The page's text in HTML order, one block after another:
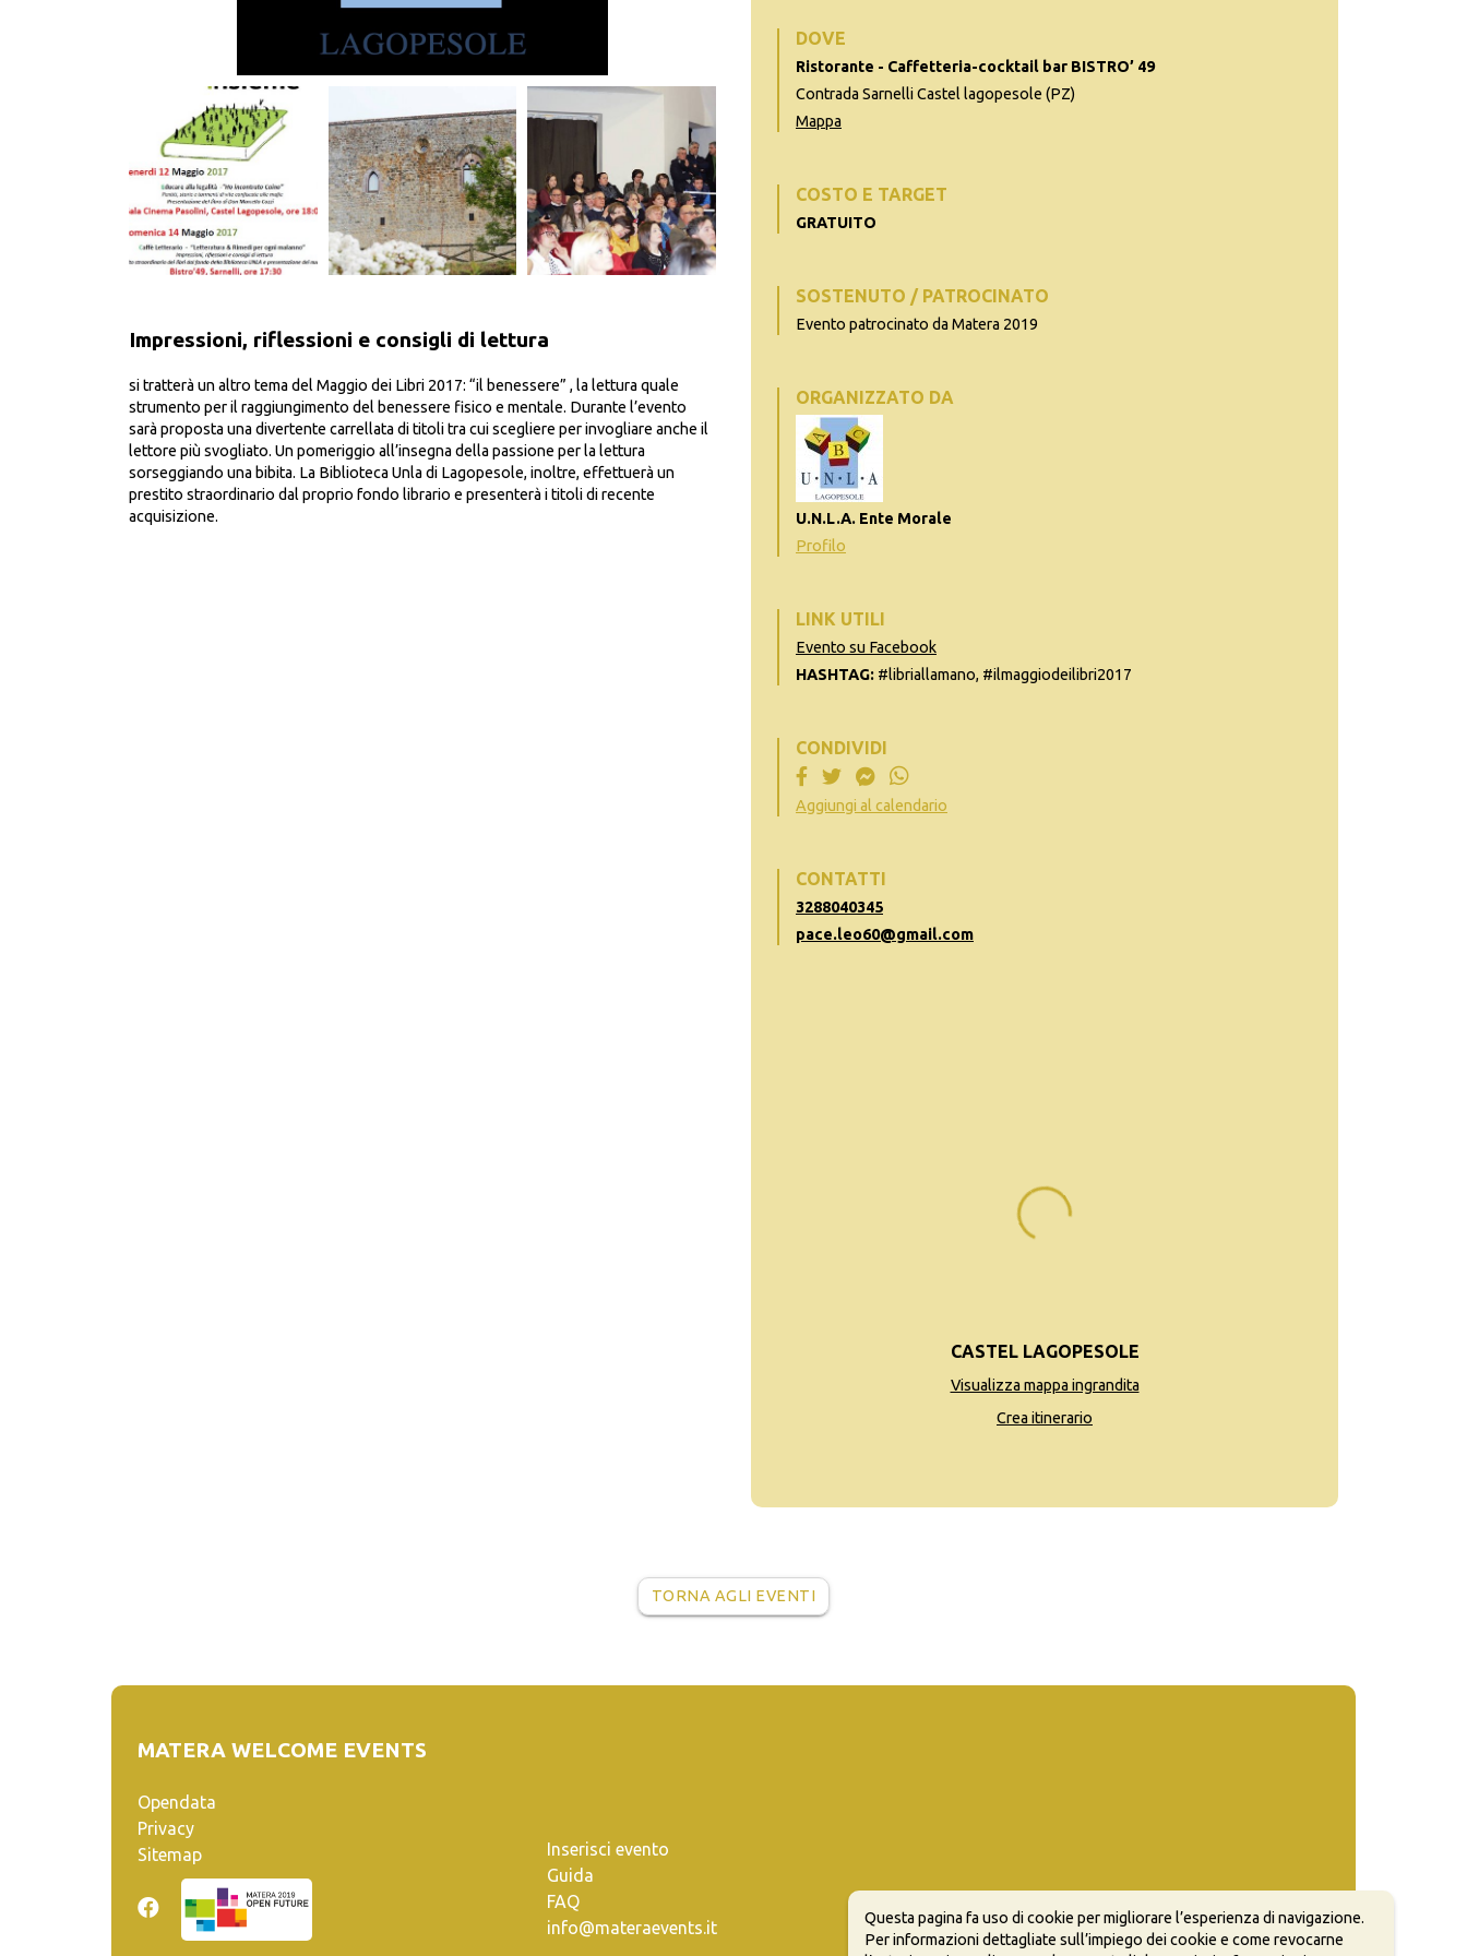
Impressioni, riflessioni e consigli di lettura
si tratterà un altro tema del Maggio dei Libri 2017: “il benessere” , la lettura quale
strumento per il raggiungimento del benessere fisico e mentale. Durante l’evento
sarà proposta una divertente carrellata di titoli tra cui scegliere per invogliare anche il
lettore più svogliato. Un pomeriggio all’insegna della passione per la lettura
sorseggiando una bibita. La Biblioteca Unla di Lagopesole, inoltre, effettuerà un
prestito straordinario dal proprio fondo librario e presenterà i titoli di recente
acquisizione.
DOVE
Ristorante - Caffetteria-cocktail bar BISTRO’ 49
Contrada Sarnelli Castel lagopesole (PZ)
Mappa
COSTO E TARGET
GRATUITO
SOSTENUTO / PATROCINATO
Evento patrocinato da Matera 2019
ORGANIZZATO DA
U.N.L.A. Ente Morale
Profilo
LINK UTILI
Evento su Facebook
HASHTAG: #libriallamano, #ilmaggiodeilibri2017
CONDIVIDI
Aggiungi al calendario
CONTATTI
3288040345
pace.leo60@gmail.com
CASTEL LAGOPESOLE
Visualizza mappa ingrandita
Crea itinerario
TORNA AGLI EVENTI
MATERA WELCOME EVENTS
Opendata
Privacy
Sitemap
Inserisci evento
Guida
FAQ
info@materaevents.it
Questa pagina fa uso di cookie per migliorare l’esperienza di navigazione.
Per informazioni dettagliate sull’impiego dei cookie e come revocarne